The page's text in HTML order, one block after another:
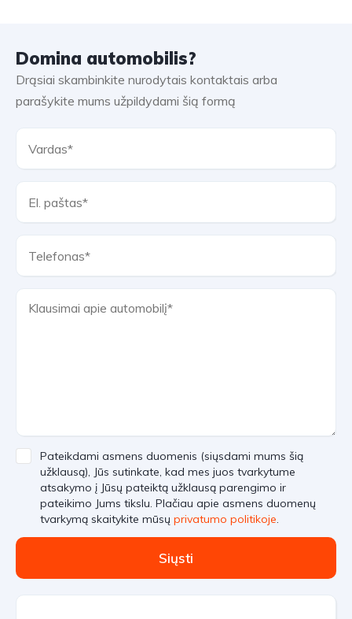
Domina automobilis?
Drąsiai skambinkite nurodytais kontaktais arba
parašykite mums užpildydami šią formą
Pateikdami asmens duomenis (siųsdami mums šią
užklausą), Jūs sutinkate, kad mes juos tvarkytume
atsakymo į Jūsų pateiktą užklausą parengimo ir
pateikimo Jums tikslu. Plačiau apie asmens duomenų
tvarkymą skaitykite mūsų privatumo politikoje.
Siųsti